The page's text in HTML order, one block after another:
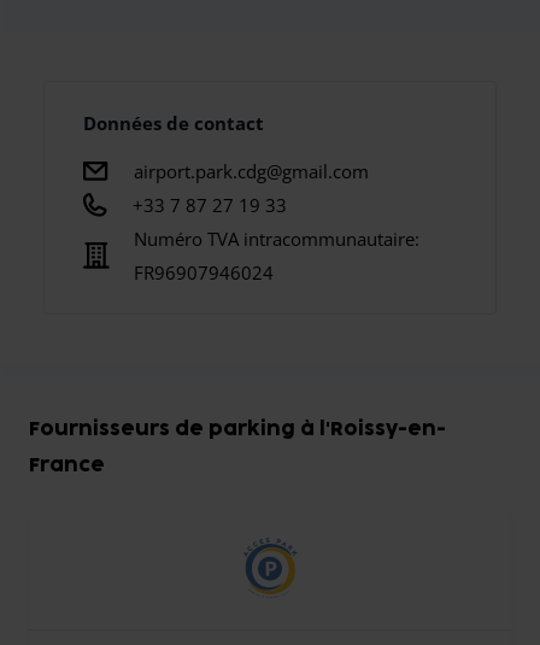
Données de contact
airport.park.cdg@gmail.com
+33 7 87 27 19 33
Numéro TVA intracommunautaire:
FR96907946024
Fournisseurs de parking à l'Roissy-en-
France